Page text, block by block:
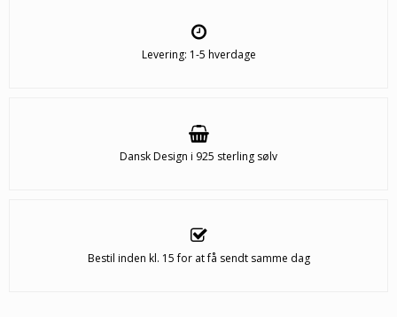
Levering: 1-5 hverdage
Dansk Design i 925 sterling sølv
Bestil inden kl. 15 for at få sendt samme dag